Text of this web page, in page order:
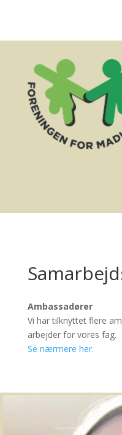
Ambassadører
Vi har tilknyttet flere
arbejder for vores fag.
Se nærmere her.